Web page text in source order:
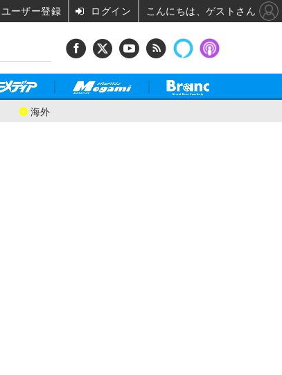
海外
ユーザー登録 ログイン こんにちは、ゲストさん